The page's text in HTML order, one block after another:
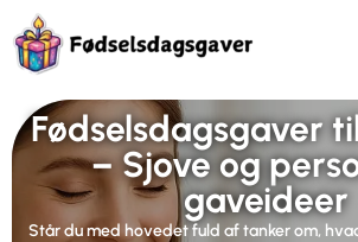
Fødselsdagsgaver
– Sjove og
gaveideer
Står du med hovedet fuld af tanker om,